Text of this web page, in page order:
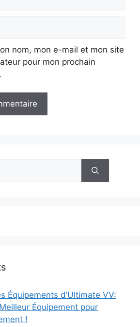
nom, mon e-mail et mon site
pour mon prochain
Équipements d’Ultimate VV:
Équipement pour
!